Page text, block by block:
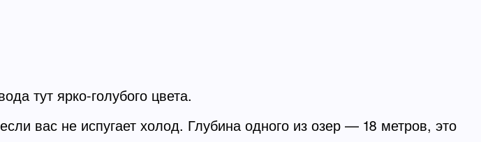
тут ярко-голубого цвета.
вас не испугает холод. Глубина одного из озер — 18 метров, это